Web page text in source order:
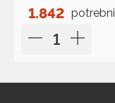
1.842